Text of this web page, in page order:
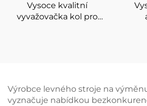
Vysoce kvalitní
vyvažovačka kol pro
Výrobce levného stroje na
vyznačuje nabídkou